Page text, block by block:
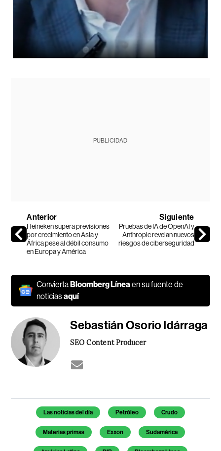
PUBLICIDAD
Anterior
Heineken supera previsiones
por crecimiento en Asia y
África pese al débil consumo
en Europa y América
Siguiente
Pruebas de IA de OpenAI y
Anthropic revelan nuevos
riesgos de ciberseguridad
ConviertaBloomberg Línea en su fuente de
noticiasaquí
Sebastián Osorio Idárraga
SEO Content Producer
Temas de este artículo
Las noticias del día Petróleo Crudo
Materias primas Exxon Sudamérica